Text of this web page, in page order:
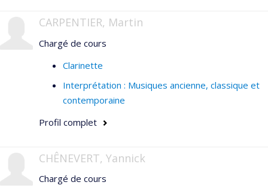
CARPENTIER, Martin
Chargé de cours
Clarinette
Interprétation : Musiques ancienne, classique et
contemporaine
Profil complet
CHÊNEVERT, Yannick
Chargé de cours